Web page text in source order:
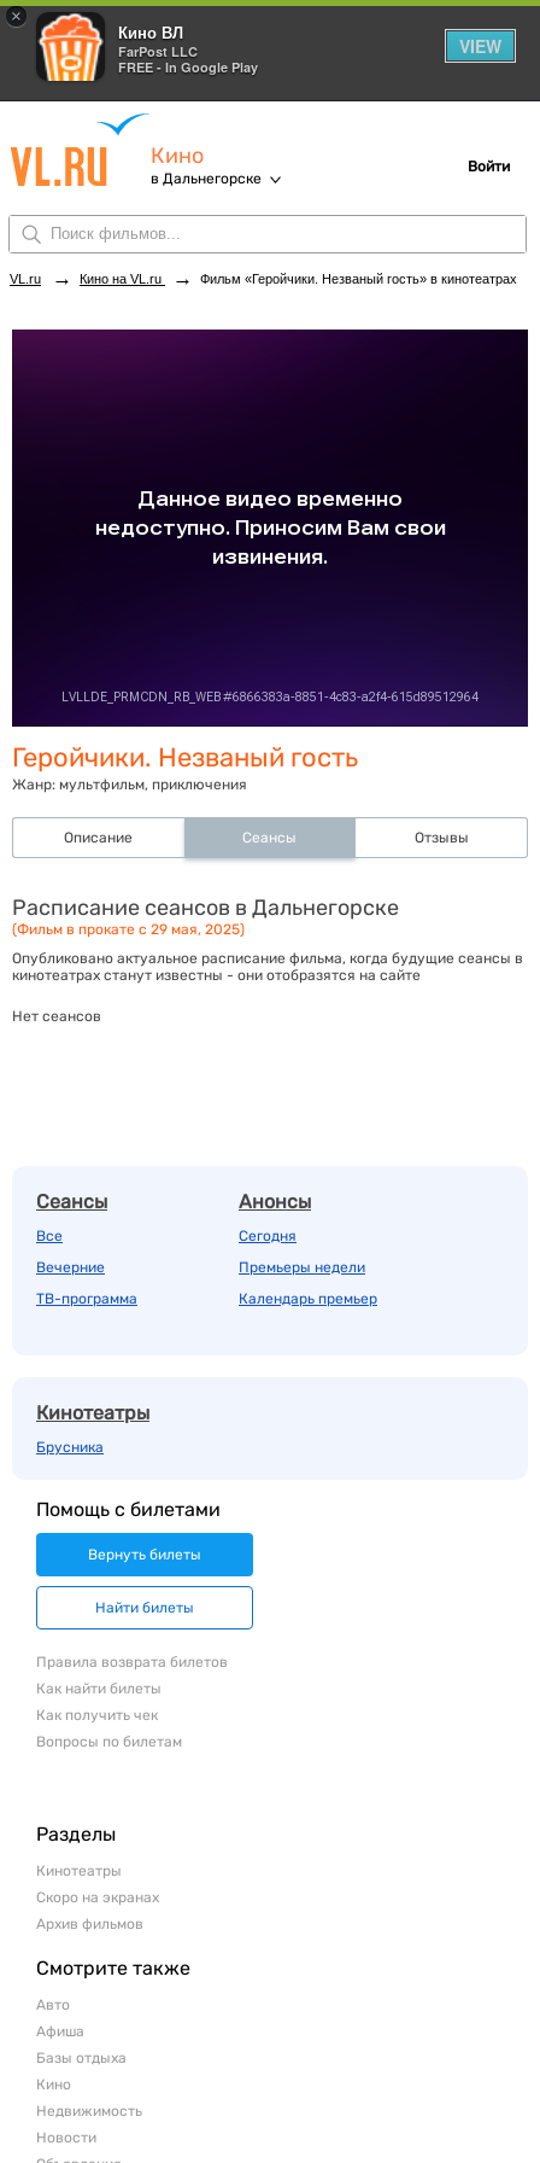
×
Кино ВЛ
FarPost LLC
FREE - In Google Play
VIEW
Кино
в Дальнегорске
Войти
VL.ru → Кино на VL.ru → Фильм «Геройчики. Незваный гость» в кинотеатрах Дальнегорска. Купить билеты!
Геройчики. Незваный гость
Жанр: мультфильм, приключения
Описание Сеансы Отзывы
Расписание сеансов в Дальнегорске
(Фильм в прокате с 29 мая, 2025)
Опубликовано актуальное расписание фильма, когда будущие сеансы в
кинотеатрах станут известны - они отобразятся на сайте
Нет сеансов
Сеансы
Все
Вечерние
ТВ-программа
Анонсы
Сегодня
Премьеры недели
Календарь премьер
Кинотеатры
Брусника
Помощь с билетами
Вернуть билеты
Найти билеты
Правила возврата билетов
Как найти билеты
Как получить чек
Вопросы по билетам
Разделы
Кинотеатры
Скоро на экранах
Архив фильмов
Смотрите также
Авто
Афиша
Базы отдыха
Кино
Недвижимость
Новости